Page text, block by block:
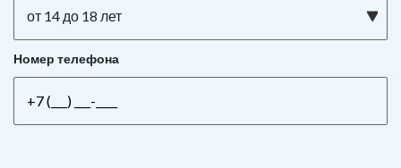
от 14 до 18 лет
Номер телефона